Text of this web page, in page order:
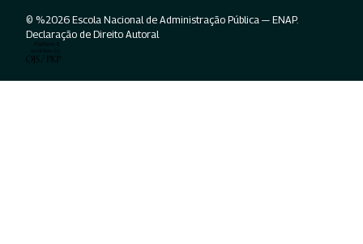
© %2026 Escola Nacional de Administração Pública — ENAP.
Declaração de Direito Autoral